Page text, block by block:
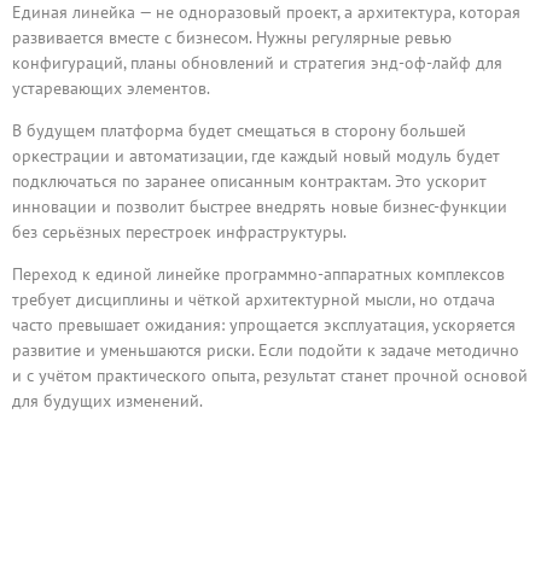
Единая линейка — не одноразовый проект, а архитектура, которая
развивается вместе с бизнесом. Нужны регулярные ревью
конфигураций, планы обновлений и стратегия энд-оф-лайф для
устаревающих элементов.
В будущем платформа будет смещаться в сторону большей
оркестрации и автоматизации, где каждый новый модуль будет
подключаться по заранее описанным контрактам. Это ускорит
инновации и позволит быстрее внедрять новые бизнес-функции
без серьёзных перестроек инфраструктуры.
Переход к единой линейке программно-аппаратных комплексов
требует дисциплины и чёткой архитектурной мысли, но отдача
часто превышает ожидания: упрощается эксплуатация, ускоряется
развитие и уменьшаются риски. Если подойти к задаче методично
и с учётом практического опыта, результат станет прочной основой
для будущих изменений.